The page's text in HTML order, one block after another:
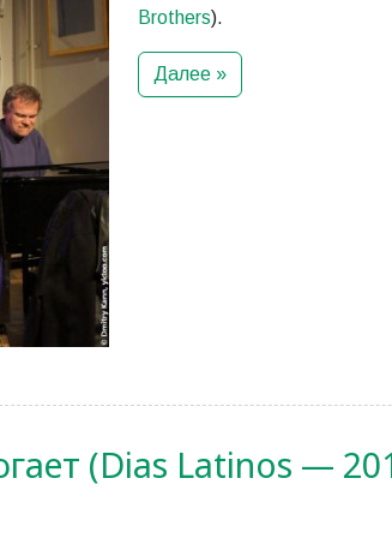
Brothers).
Далее »
(Dias Latinos —